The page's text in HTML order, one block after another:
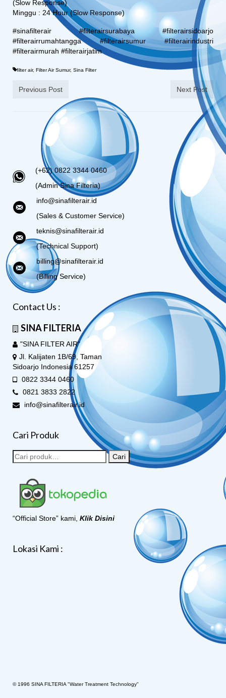
(Slow Response)
Minggu : 24 Hour (Slow Response)
#sinafilterair #filterairsurabaya #filterairsidoarjo
#filterairrumahtangga #filterairsumur #filterairindustri
#filterairmurah #filterairjatim
filter air, Filter Air Sumur, Sina Filter
Previous Post Next Post
(+62) 0822 3344 0460
(Admin Sina Filteria)
info@sinafilterair.id
(Sales & Customer Service)
teknis@sinafilterair.id
(Technical Support)
billing@sinafilterair.id
(Billing Service)
Contact Us :
SINA FILTERIA
"SINA FILTER AIR"
Jl. Kalijaten 1B/69, Taman
Sidoarjo Indonesia 61257
0822 3344 0460
0821 3833 2822
info@sinafilterair.id
Cari Produk
Cari
“Official Store” kami, Klik Disini
Lokasi Kami :
© 1996 SINA FILTERIA "Water Treatment Technology"